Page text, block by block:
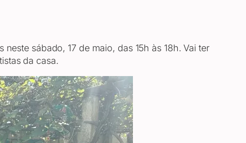
sábado, 17 de maio, das 15h às 18h. Vai ter
da casa.